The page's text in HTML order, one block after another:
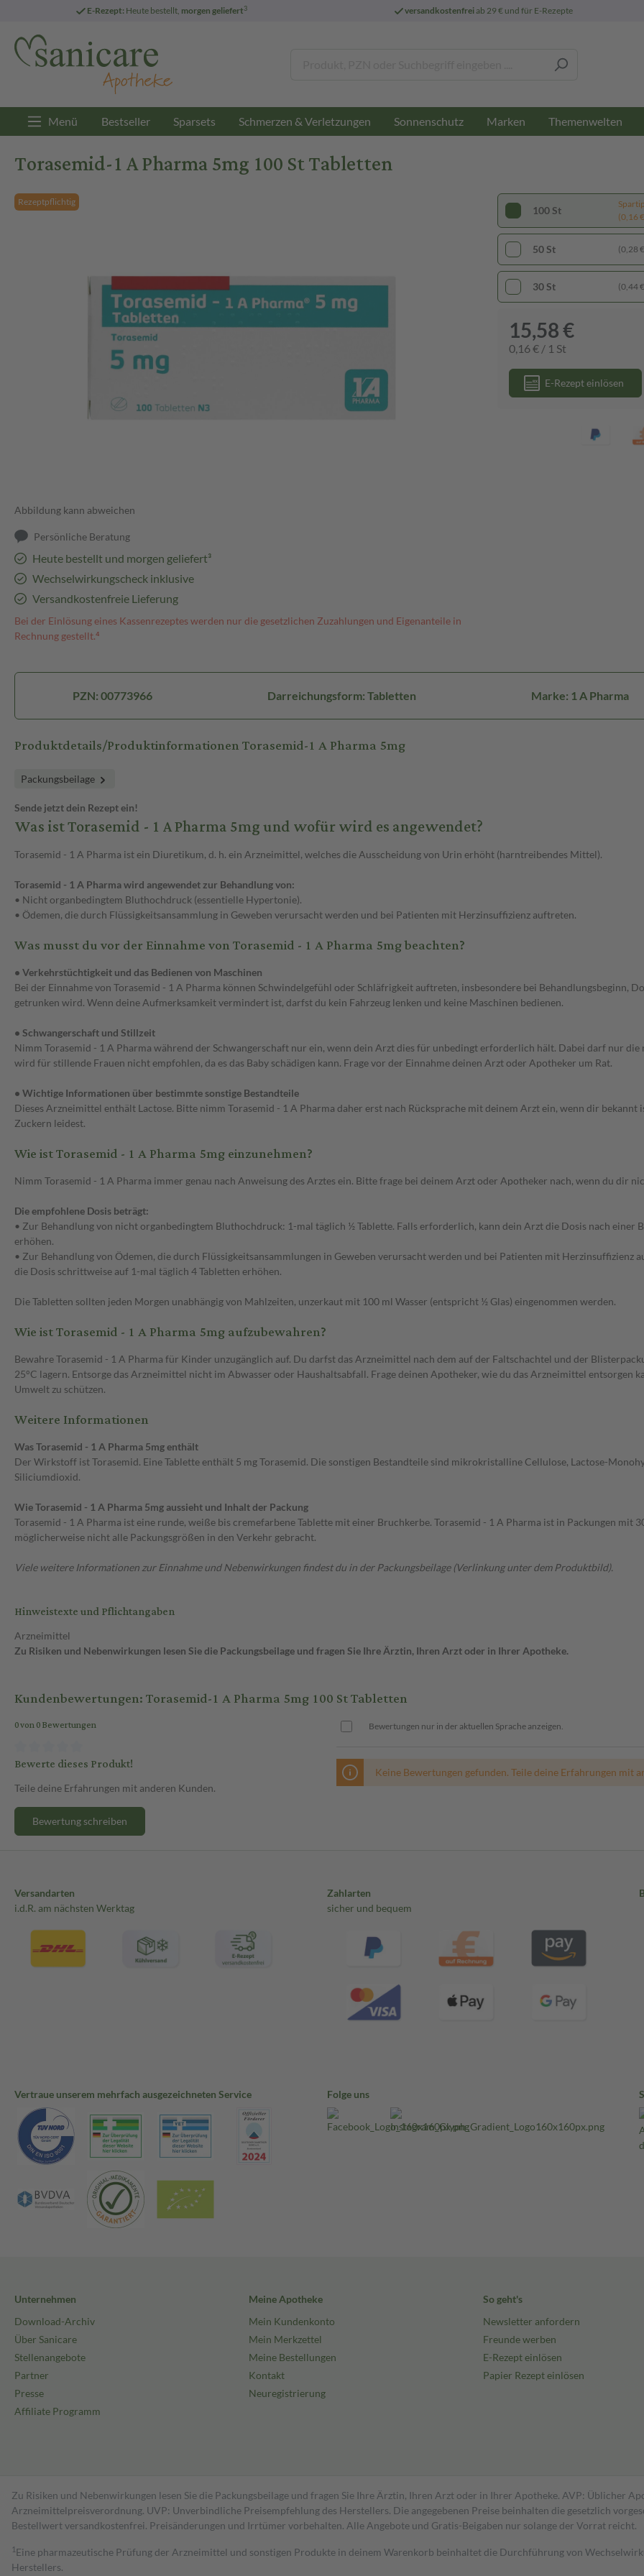
E-Rezept: Heute bestellt, morgen geliefert3 versandkostenfreiab 29 € und für E-Rezepte
Menü Bestseller Sparsets Schmerzen & Verletzungen Sonnenschutz Marken Themenwelten
Torasemid-1 A Pharma 5mg 100 St Tabletten
Rezeptpflichtig
Abbildung kann abweichen
Persönliche Beratung
Heute bestellt und morgen geliefert³
Wechselwirkungscheck inklusive
Versandkostenfreie Lieferung
Bei der Einlösung eines Kassenrezeptes werden nur die gesetzlichen Zuzahlungen und Eigenanteile in
Rechnung gestellt.⁴
100 St
(0,16
50 St (0,28
30 St (0,44
15,58 €
0,16 € / 1 St
E-Rezept einlösen
PZN: 00773966 Darreichungsform: Tabletten Marke: 1 A Pharma
Produktdetails/Produktinformationen Torasemid-1 A Pharma 5mg
Packungsbeilage
Sende jetzt dein Rezept ein!
Was ist Torasemid - 1 A Pharma 5mg und wofür wird es angewendet?
Torasemid - 1 A Pharma ist ein Diuretikum, d. h. ein Arzneimittel, welches die Ausscheidung von Urin erhöht (harntreibendes Mittel).
Torasemid - 1 A Pharma wird angewendet zur Behandlung von:
• Nicht organbedingtem Bluthochdruck (essentielle Hypertonie).
• Ödemen, die durch Flüssigkeitsansammlung in Geweben verursacht werden und bei Patienten mit Herzinsuffizienz auftreten.
Was musst du vor der Einnahme von Torasemid - 1 A Pharma 5mg beachten?
• Verkehrstüchtigkeit und das Bedienen von Maschinen
Bei der Einnahme von Torasemid - 1 A Pharma können Schwindelgefühl oder Schläfrigkeit auftreten, insbesondere bei Behandlungsbeginn,
getrunken wird. Wenn deine Aufmerksamkeit vermindert ist, darfst du kein Fahrzeug lenken und keine Maschinen bedienen.
• Schwangerschaft und Stillzeit
Nimm Torasemid - 1 A Pharma während der Schwangerschaft nur ein, wenn dein Arzt dies für unbedingt erforderlich hält. Dabei darf nur
wird für stillende Frauen nicht empfohlen, da es das Baby schädigen kann. Frage vor der Einnahme deinen Arzt oder Apotheker um Rat.
• Wichtige Informationen über bestimmte sonstige Bestandteile
Dieses Arzneimittel enthält Lactose. Bitte nimm Torasemid - 1 A Pharma daher erst nach Rücksprache mit deinem Arzt ein, wenn dir
Zuckern leidest.
Wie ist Torasemid - 1 A Pharma 5mg einzunehmen?
Nimm Torasemid - 1 A Pharma immer genau nach Anweisung des Arztes ein. Bitte frage bei deinem Arzt oder Apotheker nach, wenn du dir
Die empfohlene Dosis beträgt:
• Zur Behandlung von nicht organbedingtem Bluthochdruck: 1-mal täglich ½ Tablette. Falls erforderlich, kann dein Arzt die Dosis nach einer
erhöhen.
• Zur Behandlung von Ödemen, die durch Flüssigkeitsansammlungen in Geweben verursacht werden und bei Patienten mit
die Dosis schrittweise auf 1-mal täglich 4 Tabletten erhöhen.
Die Tabletten sollten jeden Morgen unabhängig von Mahlzeiten, unzerkaut mit 100 ml Wasser (entspricht ½ Glas) eingenommen werden.
Wie ist Torasemid - 1 A Pharma 5mg aufzubewahren?
Bewahre Torasemid - 1 A Pharma für Kinder unzugänglich auf. Du darfst das Arzneimittel nach dem auf der Faltschachtel und der
25°C lagern. Entsorge das Arzneimittel nicht im Abwasser oder Haushaltsabfall. Frage deinen Apotheker, wie du das Arzneimittel entsorgen
Umwelt zu schützen.
Weitere Informationen
Was Torasemid - 1 A Pharma 5mg enthält
Der Wirkstoff ist Torasemid. Eine Tablette enthält 5 mg Torasemid. Die sonstigen Bestandteile sind mikrokristalline Cellulose, Lactose-
Siliciumdioxid.
Wie Torasemid - 1 A Pharma 5mg aussieht und Inhalt der Packung
Torasemid - 1 A Pharma ist eine runde, weiße bis cremefarbene Tablette mit einer Bruchkerbe. Torasemid - 1 A Pharma ist in Packungen mit
möglicherweise nicht alle Packungsgrößen in den Verkehr gebracht.
Viele weitere Informationen zur Einnahme und Nebenwirkungen findest du in der Packungsbeilage (Verlinkung unter dem Produktbild).
Hinweistexte und Pflichtangaben
Arzneimittel
Zu Risiken und Nebenwirkungen lesen Sie die Packungsbeilage und fragen Sie Ihre Ärztin, Ihren Arzt oder in Ihrer Apotheke.
Kundenbewertungen: Torasemid-1 A Pharma 5mg 100 St Tabletten
0 von 0 Bewertungen
Bewerte dieses Produkt!
Teile deine Erfahrungen mit anderen Kunden.
Bewertung schreiben
Bewertungen nur in der aktuellen Sprache anzeigen.
Keine Bewertungen gefunden. Teile deine Erfahrungen mit
Versandarten
i.d.R. am nächsten Werktag
Zahlarten
sicher und bequem
Vertraue unserem mehrfach ausgezeichneten Service Folge uns
Unternehmen
Download-Archiv
Über Sanicare
Stellenangebote
Partner
Presse
Affiliate Programm
Meine Apotheke
Mein Kundenkonto
Mein Merkzettel
Meine Bestellungen
Kontakt
Neuregistrierung
So geht's
Newsletter anfordern
Freunde werben
E-Rezept einlösen
Papier Rezept einlösen
Zu Risiken und Nebenwirkungen lesen Sie die Packungsbeilage und fragen Sie Ihre Ärztin, Ihren Arzt oder in Ihrer Apotheke. AVP: Üblicher
Arzneimittelpreisverordnung. UVP: Unverbindliche Preisempfehlung des Herstellers. Die angegebenen Preise beinhalten die gesetzlich
Bestell­wert versand­kosten­frei. Preisänderungen und Irrtümer vorbehalten. Alle Angebote und Gratis-Beigaben nur solange der Vorrat reicht.
1 Eine pharmazeutische Prüfung der Arzneimittel und sonstigen Produkte in deinem Warenkorb beinhaltet die Durchführung von
Herstellers.